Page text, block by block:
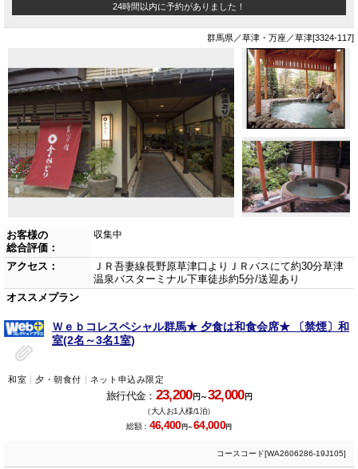
24時間以内に予約がありました！
群馬県／草津・万座／草津[3324-117]
お客様の
総合評価：
収集中
アクセス：
ＪＲ吾妻線長野原草津口よりＪＲバスにて約30分草津
温泉バスターミナル下車徒歩約5分/送迎あり
オススメプラン
Ｗｅｂコレスペシャル群馬★ 夕食は和食会席★ 〔禁煙〕和
室(2名～3名1室)
和室 夕・朝食付 ネット申込み限定
旅行代金： 23,200円～32,000円
（大人お1人様/1泊）
総額： 46,400円～64,000円
コースコード[WA2606286-19J105]